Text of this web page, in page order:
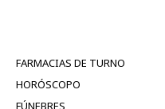
FARMACIAS DE TURNO
HORÓSCOPO